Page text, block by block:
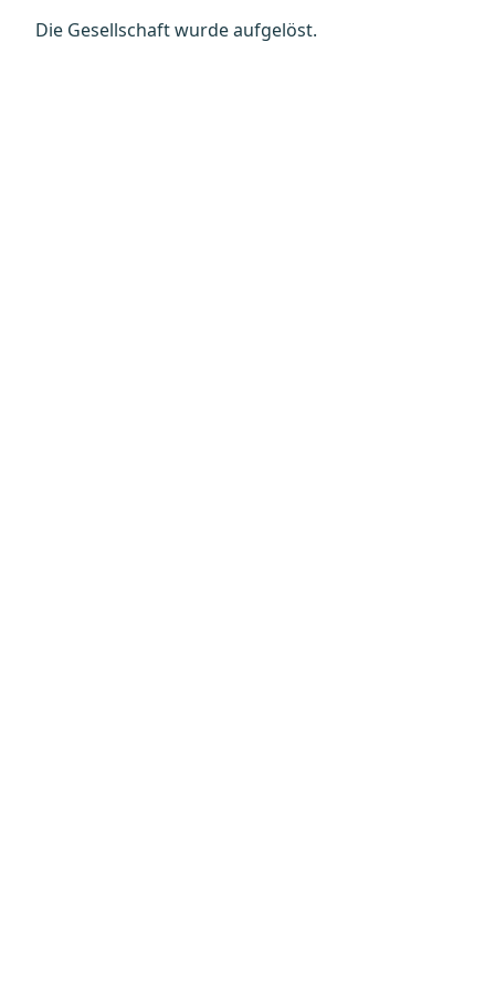
Die Gesellschaft wurde aufgelöst.